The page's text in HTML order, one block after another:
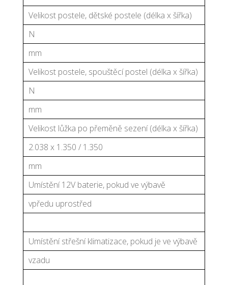
Velikost postele, dětské postele (délka x šířka)
N
mm
Velikost postele, spouštěcí postel (délka x šířka)
N
mm
Velikost lůžka po přeměně sezení (délka x šířka)
2.038 x 1.350 / 1.350
mm
Umístění 12V baterie, pokud ve výbavě
vpředu uprostřed
Umístění střešní klimatizace, pokud je ve výbavě
vzadu